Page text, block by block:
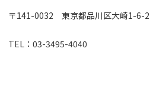
〒141-0032 東京都品川区大崎1-6-2
TEL：03-3495-4040